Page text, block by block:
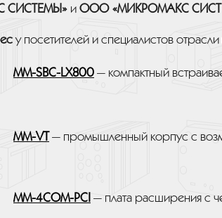
СИСТЕМЫ» и ООО «МИКРОМАКС
у посетителей и специалистов
MM-SBC-LX800 — компактный
MM-VT — промышленный корпус с
MM-4COM-PCI — плата расширения с